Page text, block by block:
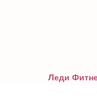
Леди